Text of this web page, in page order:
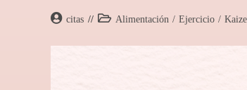
citas Alimentación / Ejercicio /